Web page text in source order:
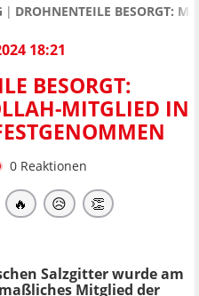
DROHNENTEILE BESORGT:
18:21
BESORGT:
MITGLIED IN
0 Reaktionen
🔥 😥 👏
Salzgitter wurde am
Mitglied der